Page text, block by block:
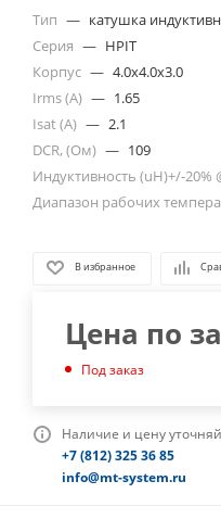
Тип — катушка
Серия — HPIT
Корпус — 4.0x4.0x3.0
Irms (A) — 1.65
Isat (A) — 2.1
DCR, (Ом) — 109
Индуктивность (uH)+/-20%
Диапазон рабочих
В избранное
Цена по
Под заказ
Наличие и цену
+7 (812) 325 36 85
info@mt-system.ru